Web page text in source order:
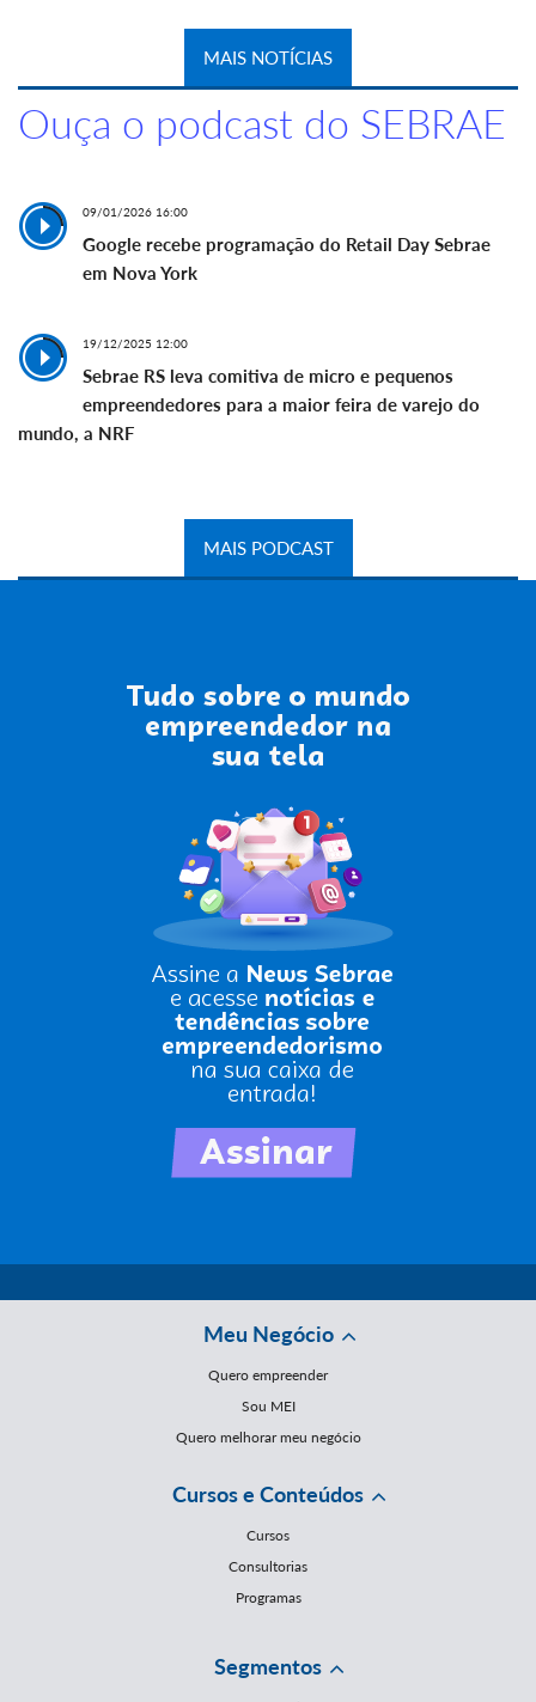
MAIS NOTÍCIAS
Ouça o podcast do SEBRAE
09/01/2026 16:00
Google recebe programação do Retail Day Sebrae
em Nova York
19/12/2025 12:00
Sebrae RS leva comitiva de micro e pequenos
empreendedores para a maior feira de varejo do
mundo, a NRF
MAIS PODCAST
Meu Negócio
Quero empreender
Sou MEI
Quero melhorar meu negócio
Cursos e Conteúdos
Cursos
Consultorias
Programas
Segmentos